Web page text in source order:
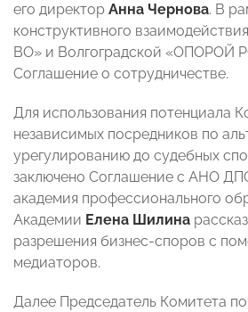
его директор Анна Чернова. В
конструктивного
ВО» и Волгоградской «ОПОРОЙ
Соглашение о сотрудничестве.
Для использования потенциала
независимых посредников по
урегулированию до судебных
заключено Соглашение с АНО
академия профессионального
Академии Елена Шилина
разрешения бизнес-споров с
медиаторов.
Далее Председатель Комитета